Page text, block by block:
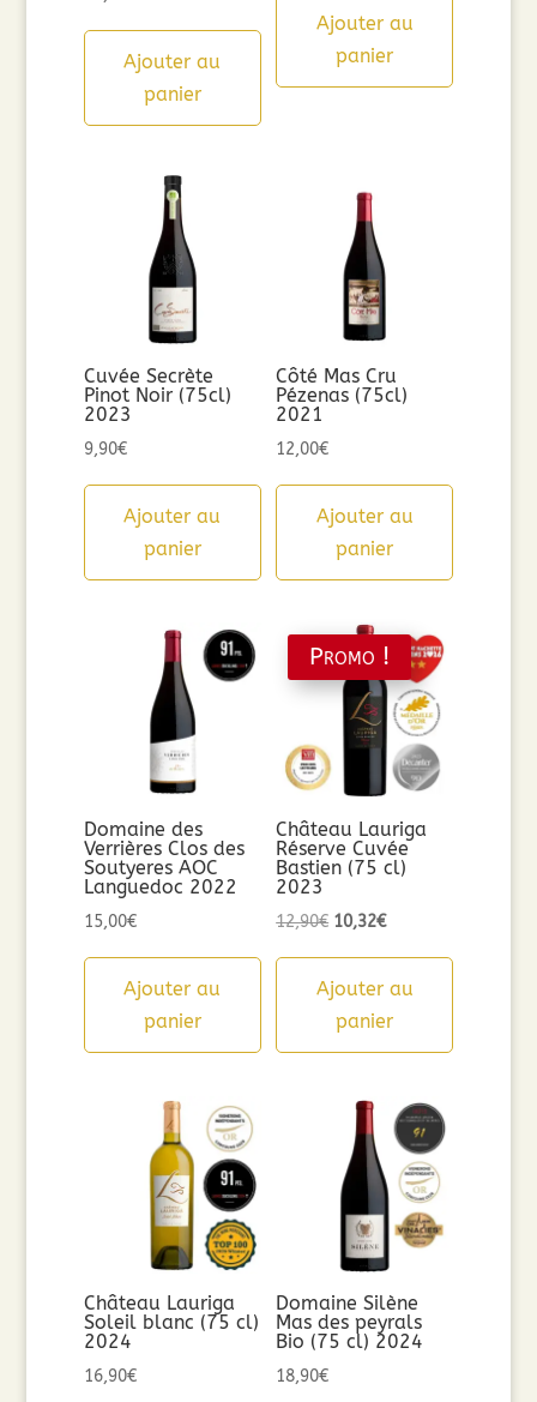
Ajouter au
panier
Ajouter au
panier
Cuvée Secrète
Pinot Noir (75cl)
2023
9,90€
Ajouter au
panier
Côté Mas Cru
Pézenas (75cl)
2021
12,00€
Ajouter au
panier
Domaine des
Verrières Clos des
Soutyeres AOC
Languedoc 2022
15,00€
Ajouter au
panier
Promo !
Château Lauriga
Réserve Cuvée
Bastien (75 cl)
2023
12,90€ Le
initial
était :
10,32€Le
actuel
est :
Ajouter au
panier
Château Lauriga
Soleil blanc (75 cl)
2024
16,90€
Domaine Silène
Mas des peyrals
Bio (75 cl) 2024
18,90€